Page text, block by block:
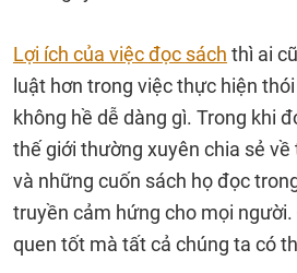
Lợi ích của việc đọc sách thì ai
luật hơn trong việc thực hiện
không hề dễ dàng gì. Trong khi
thế giới thường xuyên chia sẻ
và những cuốn sách họ đọc
truyền cảm hứng cho mọi
quen tốt mà tất cả chúng ta có